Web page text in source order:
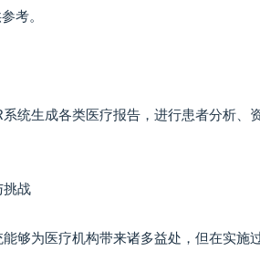
考。
统生成各类医疗报告，进行患者分析
挑战
够为医疗机构带来诸多益处，但在实施